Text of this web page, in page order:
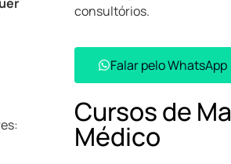
consultórios.
Falar pelo WhatsApp​
Cursos de
Médico